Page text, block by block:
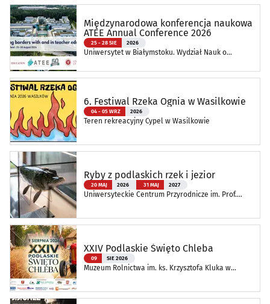
Międzynarodowa konferencja naukowa
ATEE Annual Conference 2026
25 - 28 SIE 2026
Uniwersytet w Białymstoku. Wydział Nauk o
6. Festiwal Rzeka Ognia w Wasilkowie
04 - 05 WRZ 2026
Teren rekreacyjny Cypel w Wasilkowie
Ryby z podlaskich rzek i jezior
20 MAJ 2026 31 MAJ 2027
Uniwersyteckie Centrum Przyrodnicze im. Prof.
XXIV Podlaskie Święto Chleba
09 SIE 2026
Muzeum Rolnictwa im. ks. Krzysztofa Kluka w